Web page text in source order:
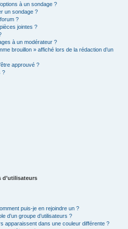
à un sondage ?
un sondage ?
?
jointes ?
à un modérateur ?
brouillon » affiché lors de la rédaction d’un
approuvé ?
?
d’utilisateurs
puis-je en rejoindre un ?
d’un groupe d’utilisateurs ?
apparaissent dans une couleur différente ?